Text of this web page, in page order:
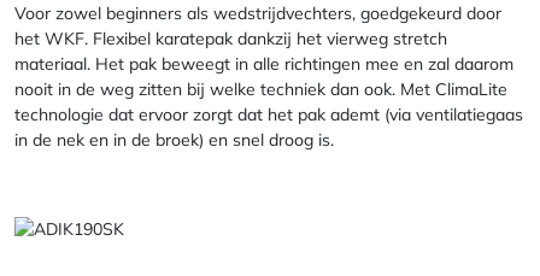
Voor zowel beginners als wedstrijdvechters, goedgekeurd door
het WKF. Flexibel karatepak dankzij het vierweg stretch
materiaal. Het pak beweegt in alle richtingen mee en zal daarom
nooit in de weg zitten bij welke techniek dan ook. Met ClimaLite
technologie dat ervoor zorgt dat het pak ademt (via ventilatiegaas
in de nek en in de broek) en snel droog is.